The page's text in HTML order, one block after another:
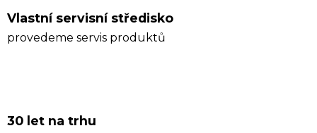
Vlastní servisní středisko
provedeme servis produktů
30 let na trhu